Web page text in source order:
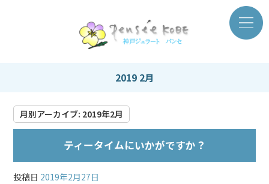
2019 2月
月別アーカイブ: 2019年2月
ティータイムにいかがですか？
投稿日 2019年2月27日